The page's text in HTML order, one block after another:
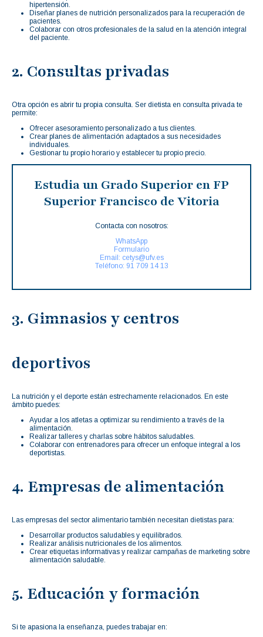
hipertensión.
Diseñar planes de nutrición personalizados para la recuperación de
pacientes.
Colaborar con otros profesionales de la salud en la atención integral
del paciente.
2. Consultas privadas
Otra opción es abrir tu propia consulta. Ser dietista en consulta privada te
permite:
Ofrecer asesoramiento personalizado a tus clientes.
Crear planes de alimentación adaptados a sus necesidades
individuales.
Gestionar tu propio horario y establecer tu propio precio.
Estudia un Grado Superior en FP
Superior Francisco de Vitoria
Contacta con nosotros:
WhatsApp
Formulario
Email: cetys@ufv.es
Teléfono: 91 709 14 13
3. Gimnasios y centros
deportivos
La nutrición y el deporte están estrechamente relacionados. En este
ámbito puedes:
Ayudar a los atletas a optimizar su rendimiento a través de la
alimentación.
Realizar talleres y charlas sobre hábitos saludables.
Colaborar con entrenadores para ofrecer un enfoque integral a los
deportistas.
4. Empresas de alimentación
Las empresas del sector alimentario también necesitan dietistas para:
Desarrollar productos saludables y equilibrados.
Realizar análisis nutricionales de los alimentos.
Crear etiquetas informativas y realizar campañas de marketing sobre
alimentación saludable.
5. Educación y formación
Si te apasiona la enseñanza, puedes trabajar en: